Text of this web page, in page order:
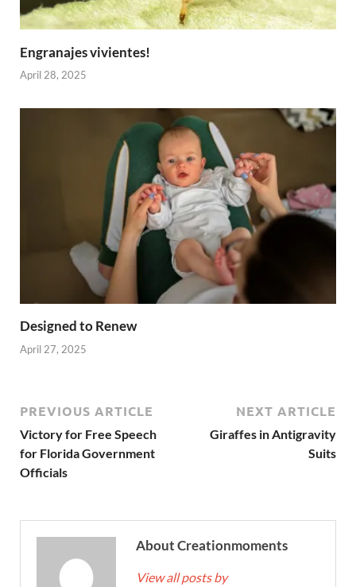
Engranajes vivientes!
April 28, 2025
Designed to Renew
April 27, 2025
PREVIOUS ARTICLE
Victory for Free Speech
for Florida Government
Officials
NEXT ARTICLE
Giraffes in Antigravity
Suits
About Creationmoments
View all posts by